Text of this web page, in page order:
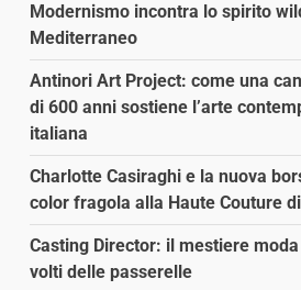
Modernismo incontra lo spirito
Mediterraneo
Antinori Art Project: come una
di 600 anni sostiene l’arte
italiana
Charlotte Casiraghi e la nuova
color fragola alla Haute Couture
Casting Director: il mestiere
volti delle passerelle